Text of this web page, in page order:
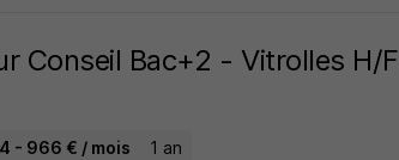
Conseil Bac+2 - Vitrolles H/F
- 966 € / mois 1 an